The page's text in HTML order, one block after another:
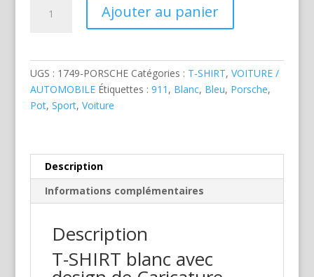
Ajouter au panier
UGS : 1749-PORSCHE Catégories : T-SHIRT, VOITURE /
AUTOMOBILE Étiquettes : 911 , Blanc, Bleu, Porsche,
Pot, Sport, Voiture
Description
Informations complémentaires
Description
T-SHIRT blanc avec